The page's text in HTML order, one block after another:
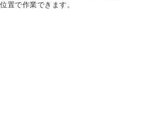
置で作業できます。